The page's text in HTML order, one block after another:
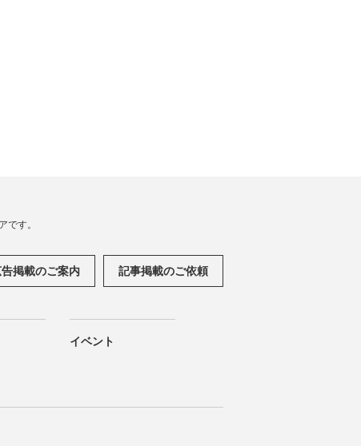
す。
掲載のご案内 記事掲載のご依頼
イベント